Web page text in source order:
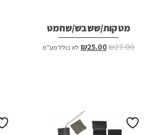
מטקות/ששבש/שחמט
₪27.00
המחיר₪25.00 המחיר
לא כולל מע"מ